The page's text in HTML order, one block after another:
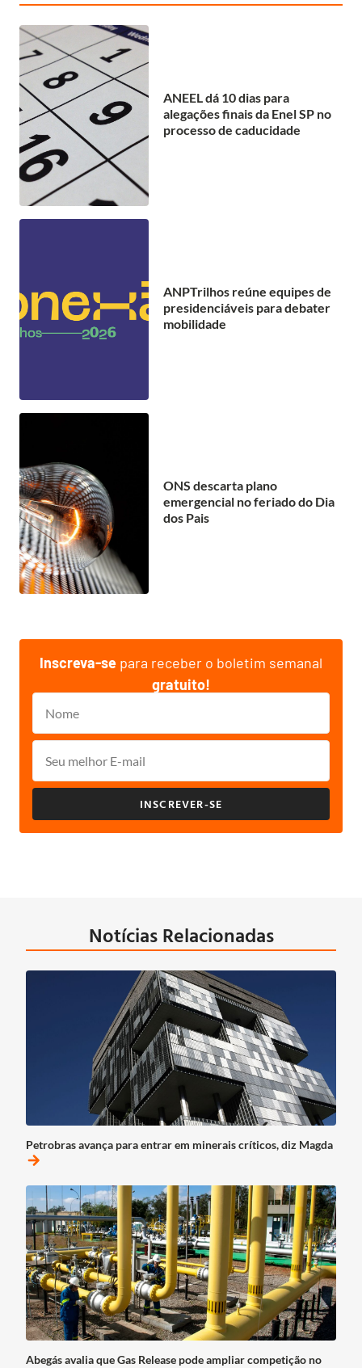
ANEEL dá 10 dias para
alegações finais da Enel SP no
processo de caducidade
ANPTrilhos reúne equipes de
presidenciáveis para debater
mobilidade
ONS descarta plano
emergencial no feriado do Dia
dos Pais
Inscreva-se para receber o boletim semanal
gratuito!
INSCREVER-SE
Notícias Relacionadas
Petrobras avança para entrar em minerais críticos, diz Magda
arrow_forward
Abegás avalia que Gas Release pode ampliar competição no